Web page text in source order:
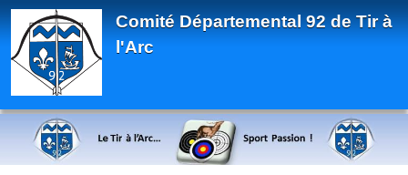
Comité Départemental 92 de Tir à
l'Arc
Panneau de gestion des cookies